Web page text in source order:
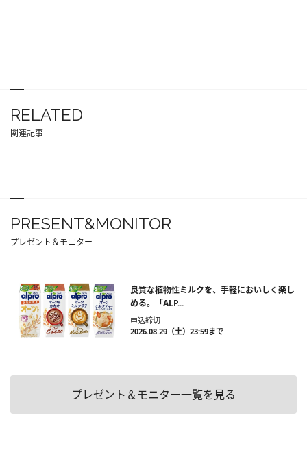
RELATED
関連記事
PRESENT&MONITOR
プレゼント＆モニター
良質な植物性ミルクを、手軽においしく楽し
める。「ALP...
申込締切
2026.08.29（土）23:59まで
プレゼント＆モニター一覧を見る